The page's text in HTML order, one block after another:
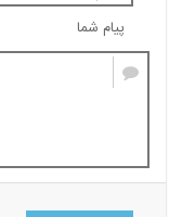
پیام شما